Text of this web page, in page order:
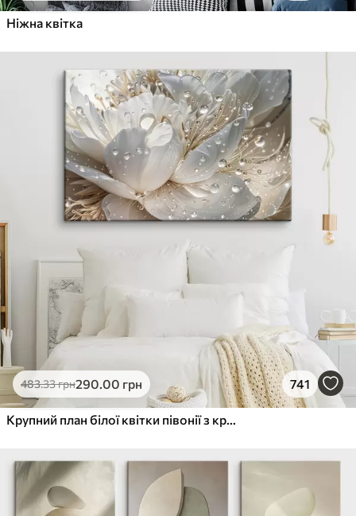
Ніжна квітка
483.33грн290.00 грн 741
Крупний план білої квітки півонії з крапельками води на пелюстках на розмитому фоні